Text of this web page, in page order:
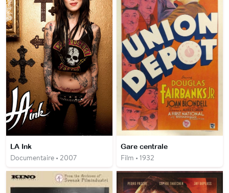
LA Ink
Documentaire • 2007
Gare centrale
Film • 1932